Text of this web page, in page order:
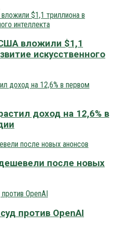
вложили $1,1
искусственного
доход на 12,6% в
после новых
против OpenAI